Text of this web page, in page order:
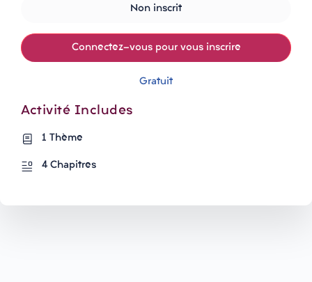
Non inscrit
Connectez-vous pour vous inscrire
Gratuit
Activité Includes
1 Thème
4 Chapitres